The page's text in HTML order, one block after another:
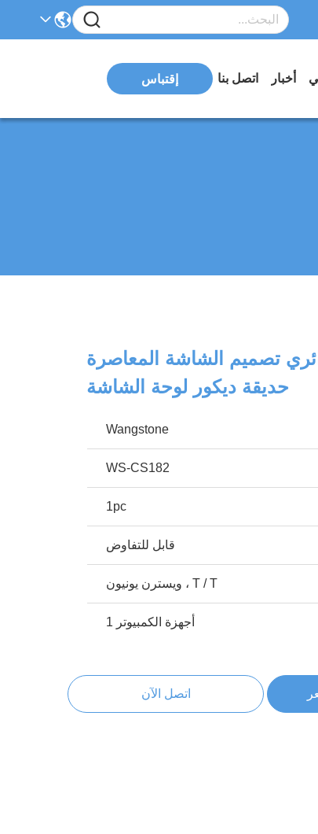
أخبار اتصل بنا إقتباس
تصميم الشاشة المعاصرة
حديقة ديكور لوحة الشاشة
Wangstone
WS-CS182
1pc
قابل للتفاوض
T / T ، ويسترن يونيون
أجهزة الكمبيوتر 1
اتصل الآن